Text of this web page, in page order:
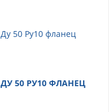
50 РУ10 ФЛАНЕЦ